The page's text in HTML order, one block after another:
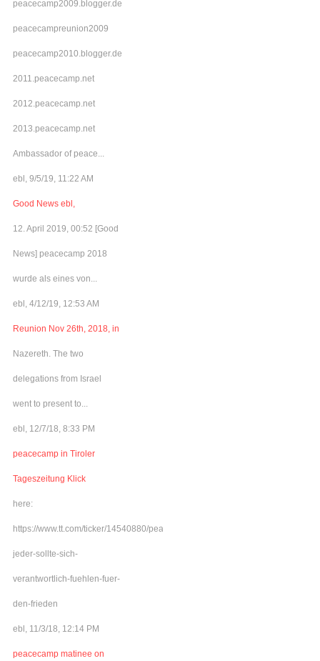
peacecamp2009.blogger.de
peacecampreunion2009
peacecamp2010.blogger.de
2011.peacecamp.net
2012.peacecamp.net
2013.peacecamp.net
Ambassador of peace...
ebl, 9/5/19, 11:22 AM
Good News ebl,
12. April 2019, 00:52 [Good
News] peacecamp 2018
wurde als eines von...
ebl, 4/12/19, 12:53 AM
Reunion Nov 26th, 2018, in
Nazereth. The two
delegations from Israel
went to present to...
ebl, 12/7/18, 8:33 PM
peacecamp in Tiroler
Tageszeitung Klick
here:
https://www.tt.com/ticker/14540880/peacecamp-
jeder-sollte-sich-
verantwortlich-fuehlen-fuer-
den-frieden
ebl, 11/3/18, 12:14 PM
peacecamp matinee on